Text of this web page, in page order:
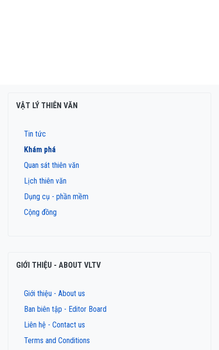
VẬT LÝ THIÊN VĂN
Tin tức
Khám phá
Quan sát thiên văn
Lịch thiên văn
Dụng cụ - phần mềm
Cộng đồng
GIỚI THIỆU - ABOUT VLTV
Giới thiệu - About us
Ban biên tập - Editor Board
Liên hệ - Contact us
Terms and Conditions